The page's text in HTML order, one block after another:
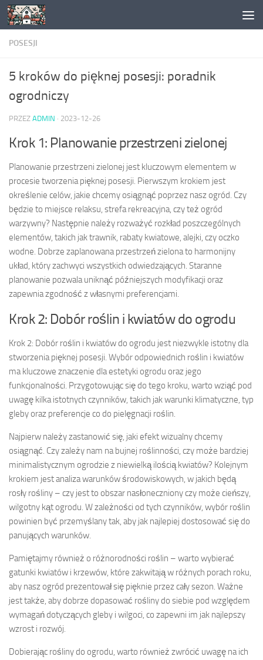
Skip to content
POSESJI
5 kroków do pięknej posesji: poradnik
ogrodniczy
PRZEZ ADMIN · 2023-12-26
Krok 1: Planowanie przestrzeni zielonej
Planowanie przestrzeni zielonej jest kluczowym elementem w
procesie tworzenia pięknej posesji. Pierwszym krokiem jest
określenie celów, jakie chcemy osiągnąć poprzez nasz ogród. Czy
będzie to miejsce relaksu, strefa rekreacyjna, czy też ogród
warzywny? Następnie należy rozważyć rozkład poszczególnych
elementów, takich jak trawnik, rabaty kwiatowe, alejki, czy oczko
wodne. Dobrze zaplanowana przestrzeń zielona to harmonijny
układ, który zachwyci wszystkich odwiedzających. Staranne
planowanie pozwala uniknąć późniejszych modyfikacji oraz
zapewnia zgodność z własnymi preferencjami.
Krok 2: Dobór roślin i kwiatów do ogrodu
Krok 2: Dobór roślin i kwiatów do ogrodu jest niezwykle istotny dla
stworzenia pięknej posesji. Wybór odpowiednich roślin i kwiatów
ma kluczowe znaczenie dla estetyki ogrodu oraz jego
funkcjonalności. Przygotowując się do tego kroku, warto wziąć pod
uwagę kilka istotnych czynników, takich jak warunki klimatyczne, typ
gleby oraz preferencje co do pielęgnacji roślin.
Najpierw należy zastanowić się, jaki efekt wizualny chcemy
osiągnąć. Czy zależy nam na bujnej roślinności, czy może bardziej
minimalistycznym ogrodzie z niewielką ilością kwiatów? Kolejnym
krokiem jest analiza warunków środowiskowych, w jakich będą
rosły rośliny – czy jest to obszar nasłoneczniony czy może cieńszy,
wilgotny kąt ogrodu. W zależności od tych czynników, wybór roślin
powinien być przemyślany tak, aby jak najlepiej dostosować się do
panujących warunków.
Pamiętajmy również o różnorodności roślin – warto wybierać
gatunki kwiatów i krzewów, które zakwitają w różnych porach roku,
aby nasz ogród prezentował się pięknie przez cały sezon. Ważne
jest także, aby dobrze dopasować rośliny do siebie pod względem
wymagań dotyczących gleby i wilgoci, co zapewni im jak najlepszy
wzrost i rozwój.
Dobierając rośliny do ogrodu, warto również zwrócić uwagę na ich